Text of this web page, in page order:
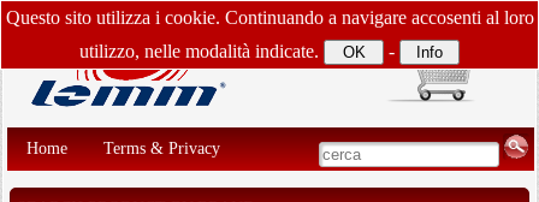
Home Terms & Privacy
Questo sito utilizza i cookie. Continuando a navigare accosenti al loro
utilizzo, nelle modalità indicate.
-